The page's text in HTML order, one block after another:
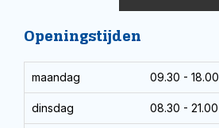
Openingstijden
maandag 09.30 - 18.00
dinsdag 08.30 - 21.00